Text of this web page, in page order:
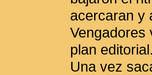
acercaran y
Vengadores
plan
Una vez